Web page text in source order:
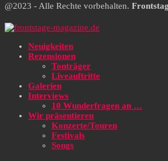
@2023 - Alle Rechte vorbehalten.
Neuigkeiten
Rezensionen
Tonträger
Liveauftritte
Galerien
Interviews
10 Wunderfragen an …
Wir präsentieren
Konzerte/Touren
Festivals
Songs